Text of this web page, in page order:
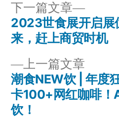
上一篇文章
潮食NEW饮 | 年度
卡100+网红咖啡！
饮！
下一篇文章
2023世食展开启展
来，赶上商贸时机